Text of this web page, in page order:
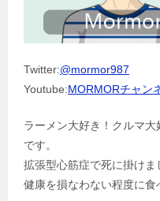
Twitter:@mormor987
Youtube:MORMORチャン
ラーメン大好き！クルマ
です。
拡張型心筋症で死に掛けま
健康を損なわない程度に食